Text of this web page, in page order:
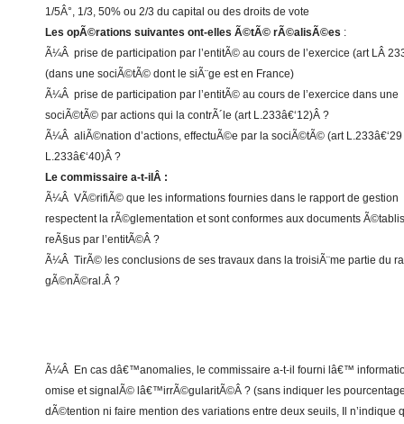
1/5Â°, 1/3, 50% ou 2/3 du capital ou des droits de vote
Les opÃ©rations suivantes ont-elles Ã©tÃ© rÃ©alisÃ©es :
Ã¼Â prise de participation par l’entitÃ© au cours de l’exercice (art LÂ
(dans une sociÃ©tÃ© dont le siÃ¨ge est en France)
Ã¼Â prise de participation par l’entitÃ© au cours de l’exercice dans une
sociÃ©tÃ© par actions qui la contrÃ´le (art L.233â€‘12)Â ?
Ã¼Â aliÃ©nation d’actions, effectuÃ©e par la sociÃ©tÃ© (art L.233â€‘29
L.233â€‘40)Â ?
Le commissaire a-t-ilÂ :
Ã¼Â VÃ©rifiÃ© que les informations fournies dans le rapport de gestion
respectent la rÃ©glementation et sont conformes aux documents
reÃ§us par l’entitÃ©Â ?
Ã¼Â TirÃ© les conclusions de ses travaux dans la troisiÃ¨me partie du
gÃ©nÃ©ral.Â ?
Ã¼Â En cas dâ€™anomalies, le commissaire a-t-il fourni lâ€™
omise et signalÃ© lâ€™irrÃ©gularitÃ©Â ? (sans indiquer les
dÃ©tention ni faire mention des variations entre deux seuils, Il n’indique